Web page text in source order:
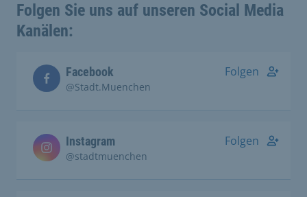
Folgen Sie uns auf unseren Social Media
Kanälen:
Facebook
@Stadt.Muenchen
Folgen
Instagram
@stadtmuenchen
Folgen